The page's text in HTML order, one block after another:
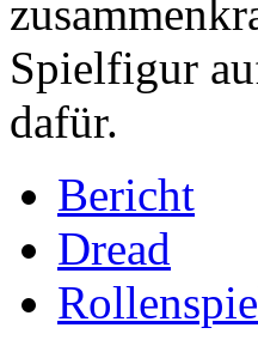
Spielfigur
dafür.
Bericht
Dread